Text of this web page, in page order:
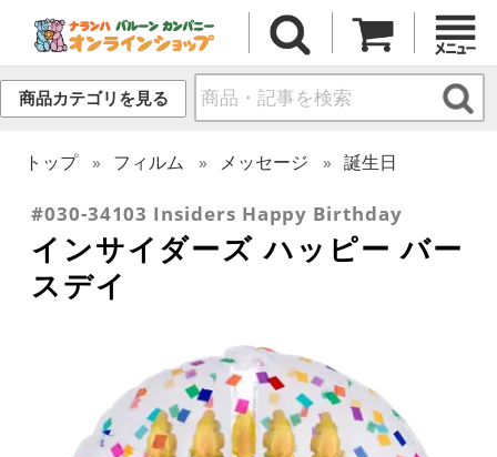
商品カテゴリを見る
トップ フィルム メッセージ 誕生日
#030-34103 Insiders Happy Birthday
インサイダーズ ハッピー バー
スデイ